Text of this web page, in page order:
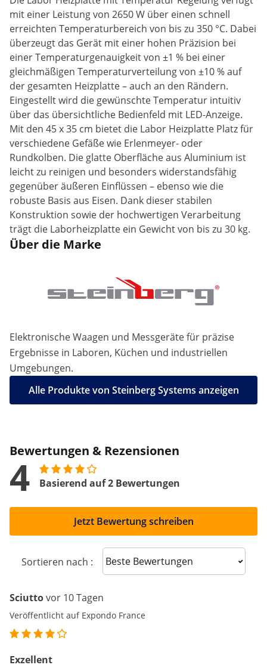
mit einer Leistung von 2650 W über einen schnell
erreichten Temperaturbereich von bis zu 350 °C. Dabei
überzeugt das Gerät mit einer hohen Präzision bei
einer Temperaturgenauigkeit von ±1 % bei einer
gleichmäßigen Temperaturverteilung von ±10 % auf
der gesamten Heizplatte – auch an den Rändern.
Eingestellt wird die gewünschte Temperatur intuitiv
über das übersichtliche Bedienfeld mit LED-Anzeige.
Mit den 45 x 35 cm bietet die Labor Heizplatte Platz für
verschiedene Gefäße wie Erlenmeyer- oder
Rundkolben. Die glatte Oberfläche aus Aluminium ist
leicht zu reinigen und besonders widerstandsfähig
gegenüber äußeren Einflüssen – ebenso wie die
robuste Basis aus Eisen. Dank dieser stabilen
Konstruktion sowie der hochwertigen Verarbeitung
trägt die Laborheizplatte ein Gewicht von bis zu 30 kg.
Über die Marke
Elektronische Waagen und Messgeräte für präzise
Ergebnisse in Laboren, Küchen und industriellen
Umgebungen.
Alle Produkte von Steinberg Systems anzeigen
Bewertungen & Rezensionen
4 Basierend auf 2 Bewertungen
Jetzt Bewertung schreiben
Sortieren nach : Sort reviews
Sciuttovor 10 Tagen
Veröffentlicht auf Expondo France
Exzellent